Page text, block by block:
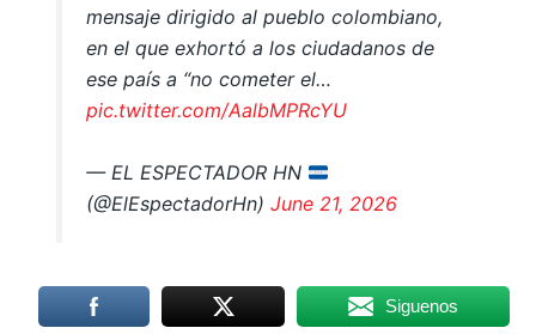
mensaje dirigido al pueblo colombiano,
en el que exhortó a los ciudadanos de
ese país a “no cometer el…
pic.twitter.com/AalbMPRcYU
— EL ESPECTADOR HN
(@ElEspectadorHn) June 21, 2026
Siguenos